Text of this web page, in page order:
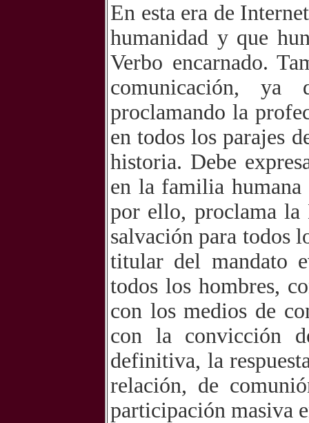
En esta era de
humanidad y que
Verbo encarnado.
comunicación,
proclamando la
en todos los parajes
historia. Debe
en la familia
por ello, proclama la
salvación para todos
titular del mandato
todos los hombres,
con los medios de
con la convicción
definitiva, la
relación, de
participación masiva